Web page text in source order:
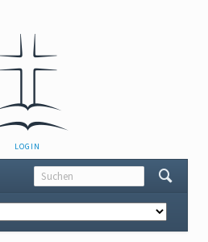
NAVIGATION
ÜBERSPRINGEN
LOGIN